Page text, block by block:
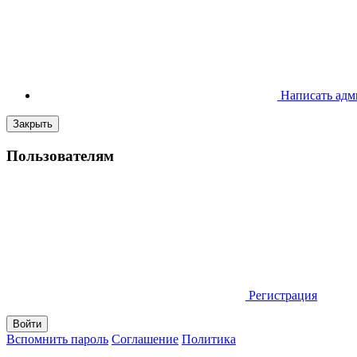
Написать
Закрыть
Пользователям
Регистрация
Вспомнить пароль Соглашение Политика